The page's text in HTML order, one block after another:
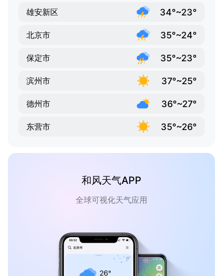
雄安新区 34°~23°
北京市 35°~24°
保定市 35°~23°
滨州市 37°~25°
德州市 36°~27°
东营市 35°~26°
和风天气APP
全球可视化天气应用